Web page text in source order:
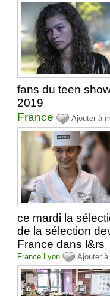
fans du teen
2019
France
Ajouter à
ce mardi la
de la sélection
France dans l&rs
France Lyon Ajouter